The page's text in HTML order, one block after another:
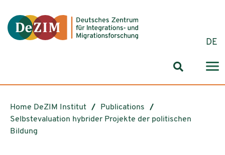
DE
Search
Home DeZIM Institut
Publications
Selbstevaluation hybrider Projekte der politischen
Bildung